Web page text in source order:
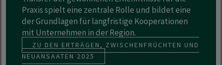
Praxis spielt eine zentrale Rolle und bildet eine
der Grundlagen für langfristige Kooperationen
mit Unternehmen in der Region.
ZU DEN ERTRÄGEN, ZWISCHENFRÜCHTEN UND
NEUANSAATEN 2025